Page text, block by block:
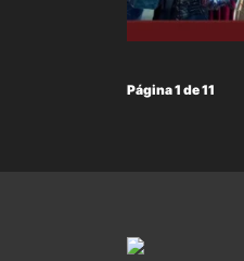
Página 1 de 11